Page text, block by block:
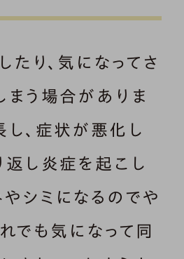
たり、気になってさ
まう場合がありま
し、症状が悪化し
返し炎症を起こし
やシミになるのでや
れでも気になって同